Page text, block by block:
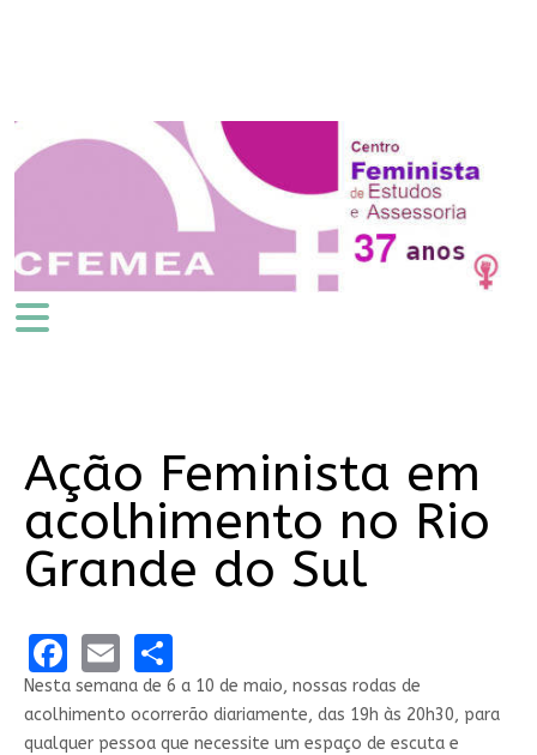
Ação Feminista em
acolhimento no Rio
Grande do Sul
Facebook
EmailShare
Nesta semana de 6 a 10 de maio, nossas rodas de
acolhimento ocorrerão diariamente, das 19h às 20h30, para
qualquer pessoa que necessite um espaço de escuta e